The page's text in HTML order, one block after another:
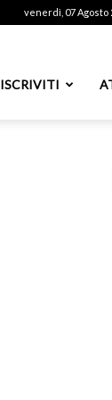
venerdì, 07 Agosto
ISCRIVITI